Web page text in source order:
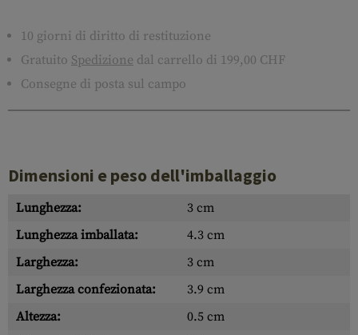
10 giorni di diritto di restituzione
Gratuito Spedizione dal carrello di 199,00 CHF
Consegne di posta sul campo
Dimensioni e peso dell'imballaggio
Lunghezza:
3 cm
Lunghezza imballata:
4.3 cm
Larghezza:
3 cm
Larghezza confezionata:
3.9 cm
Altezza:
0.5 cm